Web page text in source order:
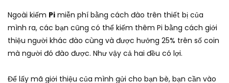
Ngoài kiếm Pi miễn phí bằng cách đào trên thiết bị của
mình ra, các bạn cũng có thể kiếm thêm Pi bằng cách giới
thiệu người khác đào cùng và được hưởng 25% trên số coin
mà người đó đào được. Như vậy cả hai đều có lợi.
Để lấy mã giới thiệu của mình gửi cho bạn bè, bạn cần vào